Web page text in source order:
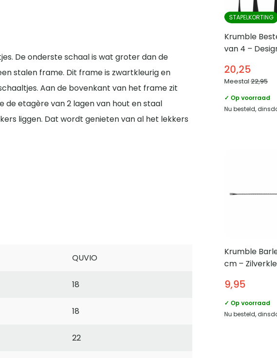
De onderste schaal is wat groter dan de
stalen frame. Dit frame is zwartkleurig en
Aan de bovenkant van het frame zit
de etagère van 2 lagen van hout en staal
liggen. Dat wordt genieten van al het lekkers
QUVIO
18
18
22
STAPELKORTING
Krumble
van 4 –
20,25
Meestal22,95
✓ Op voorraad
Nu besteld,
Krumble
cm –
9,95
✓ Op voorraad
Nu besteld,